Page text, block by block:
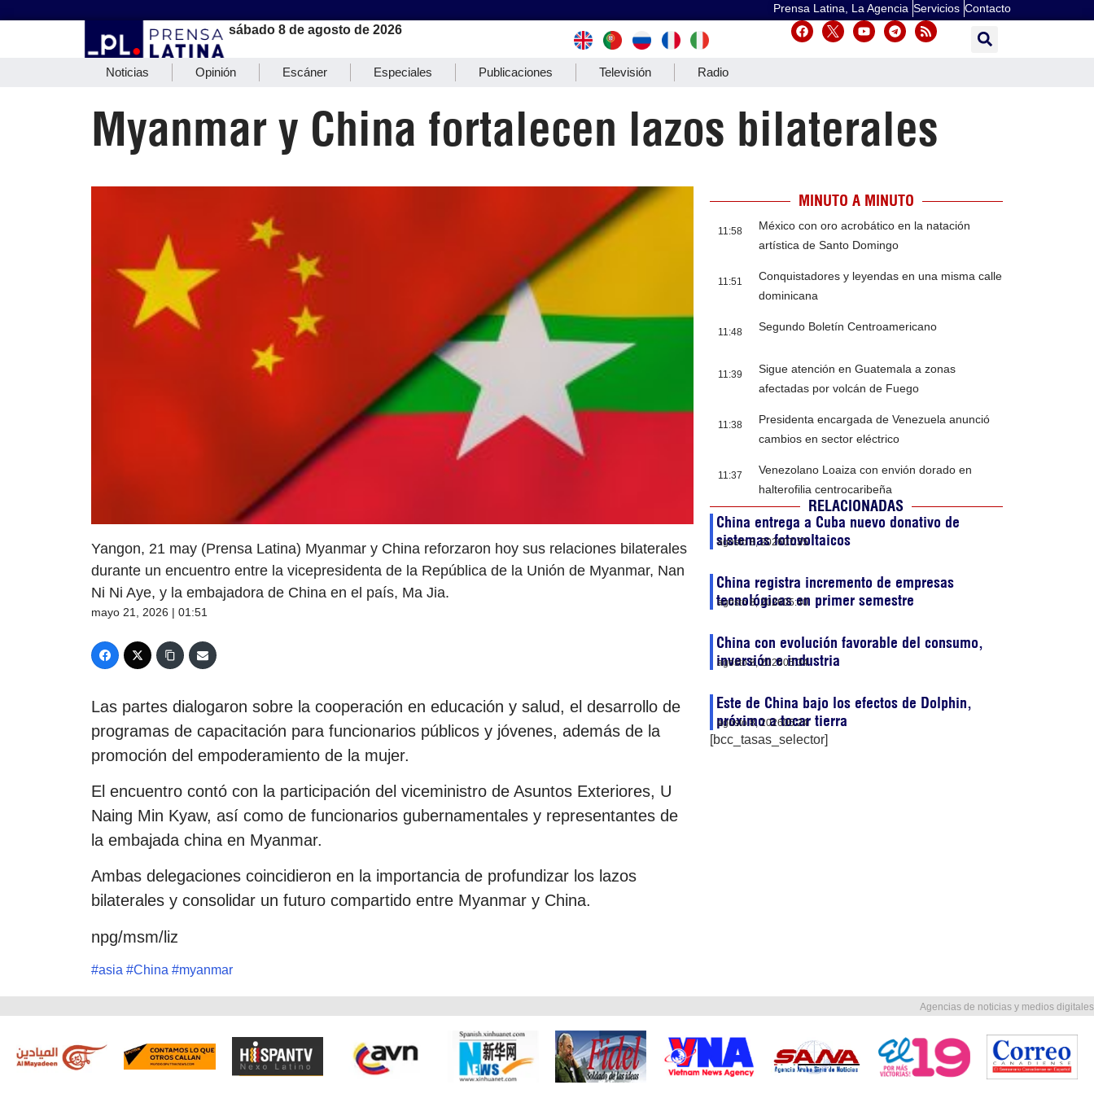
Prensa Latina, La Agencia Servicios Contacto
sábado 8 de agosto de 2026
Noticias Opinión Escáner Especiales Publicaciones Televisión Radio
Myanmar y China fortalecen lazos bilaterales
Yangon, 21 may (Prensa Latina) Myanmar y China reforzaron hoy sus relaciones bilaterales
durante un encuentro entre la vicepresidenta de la República de la Unión de Myanmar, Nan
Ni Ni Aye, y la embajadora de China en el país, Ma Jia.
mayo 21, 2026 | 01:51
Las partes dialogaron sobre la cooperación en educación y salud, el desarrollo de
programas de capacitación para funcionarios públicos y jóvenes, además de la
promoción del empoderamiento de la mujer.
El encuentro contó con la participación del viceministro de Asuntos Exteriores, U
Naing Min Kyaw, así como de funcionarios gubernamentales y representantes de
la embajada china en Myanmar.
Ambas delegaciones coincidieron en la importancia de profundizar los lazos
bilaterales y consolidar un futuro compartido entre Myanmar y China.
npg/msm/liz
#asia #China #myanmar
MINUTO A MINUTO
11:58
México con oro acrobático en la natación
artística de Santo Domingo
11:51
Conquistadores y leyendas en una misma calle
dominicana
11:48 Segundo Boletín Centroamericano
11:39
Sigue atención en Guatemala a zonas
afectadas por volcán de Fuego
11:38
Presidenta encargada de Venezuela anunció
cambios en sector eléctrico
11:37
Venezolano Loaiza con envión dorado en
halterofilia centrocaribeña
RELACIONADAS
China entrega a Cuba nuevo donativo de
sistemas fotovoltaicos
agosto 8, 202607:35
China registra incremento de empresas
tecnológicas en primer semestre
agosto 8, 202605:40
China con evolución favorable del consumo,
inversión e industria
agosto 8, 202605:34
Este de China bajo los efectos de Dolphin,
próximo a tocar tierra
agosto 8, 202605:24
[bcc_tasas_selector]
Agencias de noticias y medios digitales